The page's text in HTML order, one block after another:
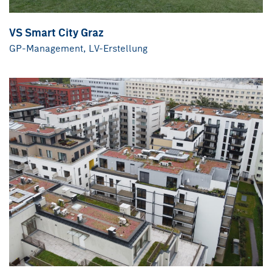
VS Smart City Graz
GP-Management, LV-Erstellung